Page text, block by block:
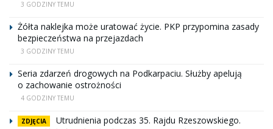
3 GODZINY TEMU
Żółta naklejka może uratować życie. PKP przypomina zasady
bezpieczeństwa na przejazdach
3 GODZINY TEMU
Seria zdarzeń drogowych na Podkarpaciu. Służby apelują
o zachowanie ostrożności
4 GODZINY TEMU
ZDJĘCIA
Utrudnienia podczas 35. Rajdu Rzeszowskiego.